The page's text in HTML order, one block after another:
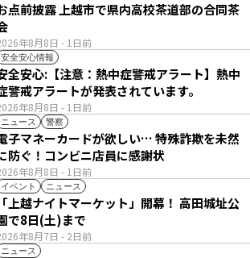
年8月8日 - 1日前
点前披露 上越市で県内高校茶道部の合同茶
安全安心情報
年8月8日 - 1日前
全安心:【注意：熱中症警戒アラート】熱中
警戒アラートが発表されています。
ニュース 警察
年8月8日 - 1日前
子マネーカードが欲しい… 特殊詐欺を未然
防ぐ！コンビニ店員に感謝状
イベント ニュース
年8月7日 - 2日前
「上越ナイトマーケット」開幕！ 高田城址公
で8日(土)まで
ニュース